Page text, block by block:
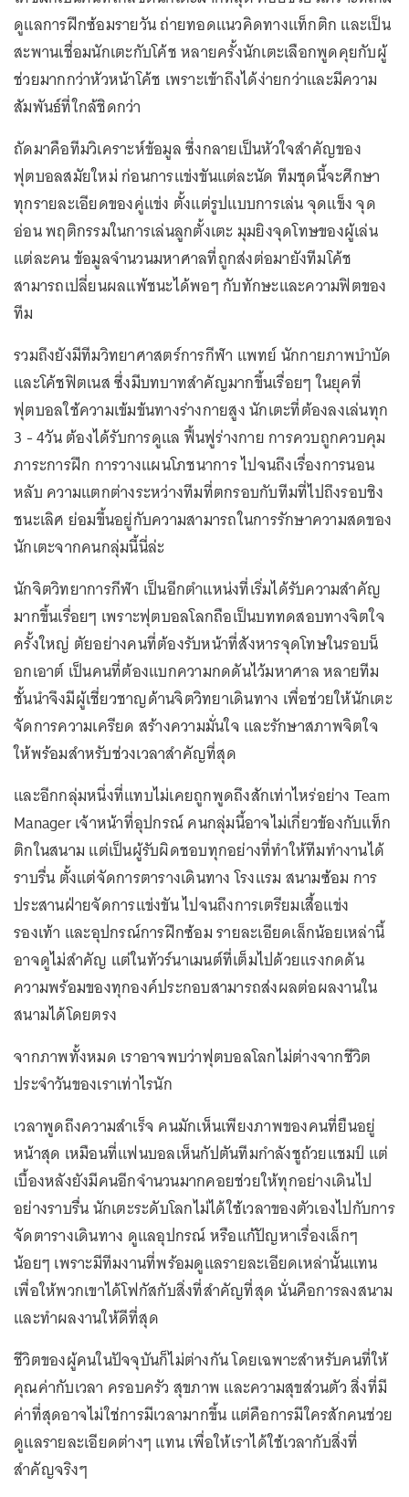
ดูแลการฝึกซ้อมรายวัน ถ่ายทอดแนวคิดทางแท็กติก และเป็น
สะพานเชื่อมนักเตะกับโค้ช หลายครั้งนักเตะเลือกพูดคุยกับผู้
ช่วยมากกว่าหัวหน้าโค้ช เพราะเข้าถึงได้ง่ายกว่าและมีความ
สัมพันธ์ที่ใกล้ชิดกว่า
ถัดมาคือทีมวิเคราะห์ข้อมูล ซึ่งกลายเป็นหัวใจสำคัญของ
ฟุตบอลสมัยใหม่ ก่อนการแข่งขันแต่ละนัด ทีมชุดนี้จะศึกษา
ทุกรายละเอียดของคู่แข่ง ตั้งแต่รูปแบบการเล่น จุดแข็ง จุด
อ่อน พฤติกรรมในการเล่นลูกตั้งเตะ มุมยิงจุดโทษของผู้เล่น
แต่ละคน ข้อมูลจำนวนมหาศาลที่ถูกส่งต่อมายังทีมโค้ช
สามารถเปลี่ยนผลแพ้ชนะได้พอๆ กับทักษะและความฟิตของ
ทีม
รวมถึงยังมีทีมวิทยาศาสตร์การกีฬา แพทย์ นักกายภาพบำบัด
และโค้ชฟิตเนส ซึ่งมีบทบาทสำคัญมากขึ้นเรื่อยๆ ในยุคที่
ฟุตบอลใช้ความเข้มข้นทางร่างกายสูง นักเตะที่ต้องลงเล่นทุก
3 - 4วัน ต้องได้รับการดูแล ฟื้นฟูร่างกาย การควบถูกควบคุม
ภาระการฝึก การวางแผนโภชนาการ ไปจนถึงเรื่องการนอน
หลับ ความแตกต่างระหว่างทีมที่ตกรอบกับทีมที่ไปถึงรอบชิง
ชนะเลิศ ย่อมขึ้นอยู่กับความสามารถในการรักษาความสดของ
นักเตะจากคนกลุ่มนี้นี่ล่ะ
นักจิตวิทยาการกีฬา เป็นอีกตำแหน่งที่เริ่มได้รับความสำคัญ
มากขึ้นเรื่อยๆ เพราะฟุตบอลโลกถือเป็นบททดสอบทางจิตใจ
ครั้งใหญ่ ตัยอย่างคนที่ต้องรับหน้าที่สังหารจุดโทษในรอบน็
อกเอาต์ เป็นคนที่ต้องแบกความกดดันไว้มหาศาล หลายทีม
ชั้นนำจึงมีผู้เชี่ยวชาญด้านจิตวิทยาเดินทาง เพื่อช่วยให้นักเตะ
จัดการความเครียด สร้างความมั่นใจ และรักษาสภาพจิตใจ
ให้พร้อมสำหรับช่วงเวลาสำคัญที่สุด
และอีกกลุ่มหนึ่งที่แทบไม่เคยถูกพูดถึงสักเท่าไหร่อย่าง Team
Manager เจ้าหน้าที่อุปกรณ์ คนกลุ่มนี้อาจไม่เกี่ยวข้องกับแท็ก
ติกในสนาม แต่เป็นผู้รับผิดชอบทุกอย่างที่ทำให้ทีมทำงานได้
ราบรื่น ตั้งแต่จัดการตารางเดินทาง โรงแรม สนามซ้อม การ
ประสานฝ่ายจัดการแข่งขัน ไปจนถึงการเตรียมเสื้อแข่ง
รองเท้า และอุปกรณ์การฝึกซ้อม รายละเอียดเล็กน้อยเหล่านี้
อาจดูไม่สำคัญ แต่ในทัวร์นาเมนต์ที่เต็มไปด้วยแรงกดดัน
ความพร้อมของทุกองค์ประกอบสามารถส่งผลต่อผลงานใน
สนามได้โดยตรง
จากภาพทั้งหมด เราอาจพบว่าฟุตบอลโลกไม่ต่างจากชีวิต
ประจำวันของเราเท่าไรนัก
เวลาพูดถึงความสำเร็จ คนมักเห็นเพียงภาพของคนที่ยืนอยู่
หน้าสุด เหมือนที่แฟนบอลเห็นกัปตันทีมกำลังชูถ้วยแชมป์ แต่
เบื้องหลังยังมีคนอีกจำนวนมากคอยช่วยให้ทุกอย่างเดินไป
อย่างราบรื่น นักเตะระดับโลกไม่ได้ใช้เวลาของตัวเองไปกับการ
จัดตารางเดินทาง ดูแลอุปกรณ์ หรือแก้ปัญหาเรื่องเล็กๆ
น้อยๆ เพราะมีทีมงานที่พร้อมดูแลรายละเอียดเหล่านั้นแทน
เพื่อให้พวกเขาได้โฟกัสกับสิ่งที่สำคัญที่สุด นั่นคือการลงสนาม
และทำผลงานให้ดีที่สุด
ชีวิตของผู้คนในปัจจุบันก็ไม่ต่างกัน โดยเฉพาะสำหรับคนที่ให้
คุณค่ากับเวลา ครอบครัว สุขภาพ และความสุขส่วนตัว สิ่งที่มี
ค่าที่สุดอาจไม่ใช่การมีเวลามากขึ้น แต่คือการมีใครสักคนช่วย
ดูแลรายละเอียดต่างๆ แทน เพื่อให้เราได้ใช้เวลากับสิ่งที่
สำคัญจริงๆ